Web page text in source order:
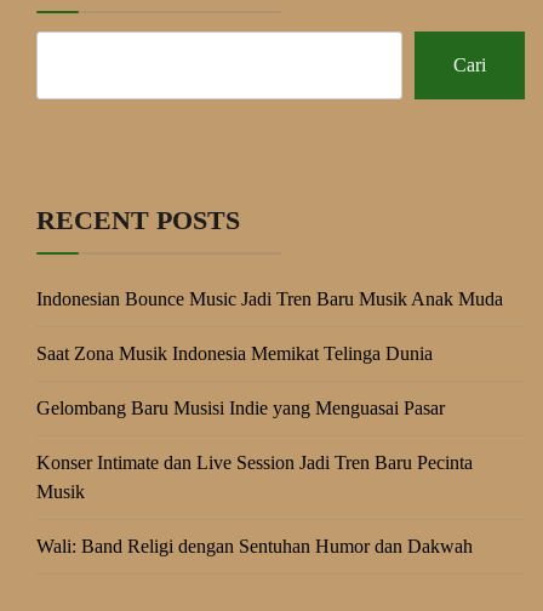
Cari
RECENT POSTS
Indonesian Bounce Music Jadi Tren Baru Musik Anak Muda
Saat Zona Musik Indonesia Memikat Telinga Dunia
Gelombang Baru Musisi Indie yang Menguasai Pasar
Konser Intimate dan Live Session Jadi Tren Baru Pecinta
Musik
Wali: Band Religi dengan Sentuhan Humor dan Dakwah